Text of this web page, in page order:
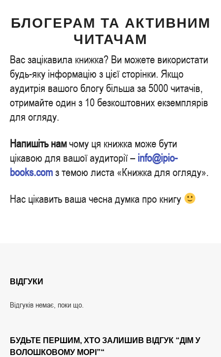
БЛОГЕРАМ ТА АКТИВНИМ
ЧИТАЧАМ
Вас зацікавила книжка? Ви можете використати
будь-яку інформацію з цієї сторінки. Якщо
аудитрія вашого блогу більша за 5000 читачів,
отримайте один з 10 безкоштовних екземплярів
для огляду.
Напишіть намчому ця книжка може бути
цікавою для вашої аудиторії – info@ipio-
books.comз темою листа «Книжка для огляду».
Нас цікавить ваша чесна думка про книгу
ВІДГУКИ
Відгуків немає, поки що.
БУДЬТЕ ПЕРШИМ, ХТО ЗАЛИШИВ ВІДГУК “ДІМ У
ВОЛОШКОВОМУ МОРІ”“